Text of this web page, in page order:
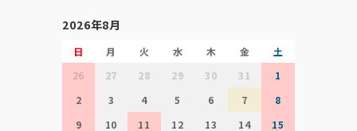
2026年8月
日 月 火 水 木 金
土
26
27 28 29 30 31
1
2
3 4 5 6 7
8
9
10 11 12 13 14
15